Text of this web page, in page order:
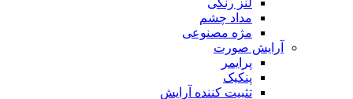
مداد چشم
مژه مصنوعی
آرایش صورت
پرایمر
پنکیک
تثبیت کننده آرایش